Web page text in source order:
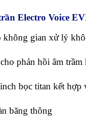
Electro Voice
không gian xử lý
phản hồi âm trầm
bọc titan kết hợp
băng thông